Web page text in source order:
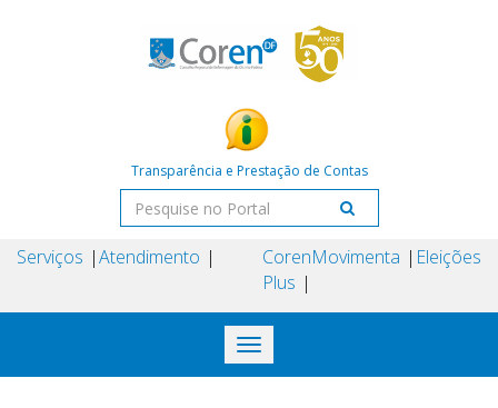
Transparência e Prestação de Contas
Serviços Atendimento
Coren
Plus
Movimenta Eleições
Toggle
navigation